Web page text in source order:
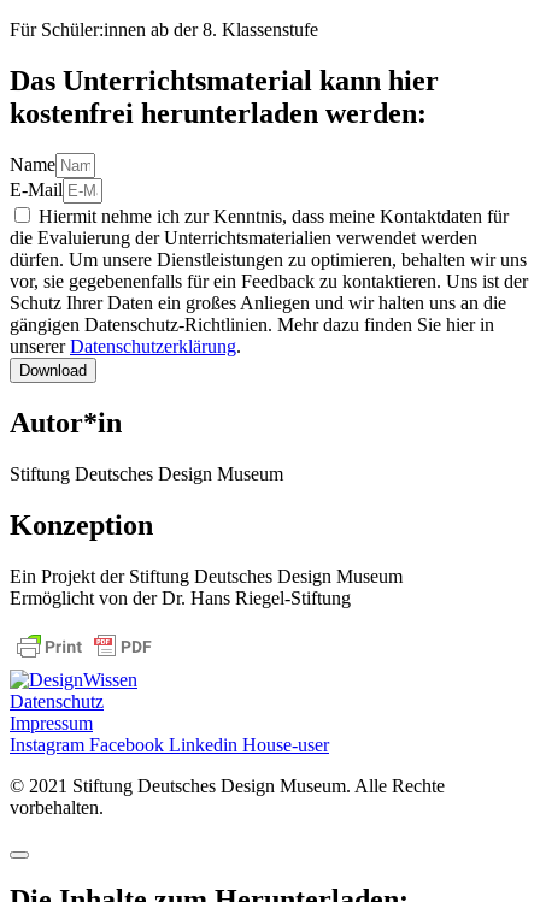
Für Schüler:innen ab der 8. Klassenstufe
Das Unterrichtsmaterial kann hier
kostenfrei herunterladen werden:
Name
E-Mail
Hiermit nehme ich zur Kenntnis, dass meine Kontaktdaten für
die Evaluierung der Unterrichtsmaterialien verwendet werden
dürfen. Um unsere Dienstleistungen zu optimieren, behalten wir uns
vor, sie gegebenenfalls für ein Feedback zu kontaktieren. Uns ist der
Schutz Ihrer Daten ein großes Anliegen und wir halten uns an die
gängigen Datenschutz-Richtlinien. Mehr dazu finden Sie hier in
unsererDatenschutzerklärung.
Download
Autor*in
Stiftung Deutsches Design Museum
Konzeption
Ein Projekt der Stiftung Deutsches Design Museum
Ermöglicht von der Dr. Hans Riegel-Stiftung
Datenschutz
Impressum
Instagram Facebook Linkedin House-user
© 2021 Stiftung Deutsches Design Museum. Alle Rechte
vorbehalten.